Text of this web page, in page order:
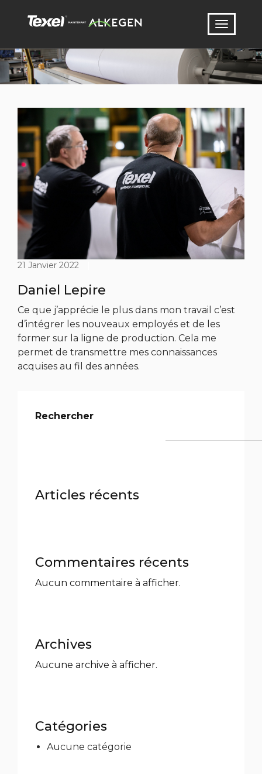
21 Janvier 2022
Daniel Lepire
Ce que j’apprécie le plus dans mon travail c’est
d’intégrer les nouveaux employés et de les
former sur la ligne de production. Cela me
permet de transmettre mes connaissances
acquises au fil des années.
Rechercher
Articles récents
Commentaires récents
Aucun commentaire à afficher.
Archives
Aucune archive à afficher.
Catégories
Aucune catégorie